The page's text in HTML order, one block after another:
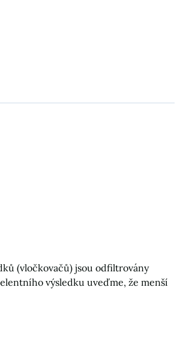
(vločkovačů) jsou odfiltrovány
výsledku uveďme, že menší